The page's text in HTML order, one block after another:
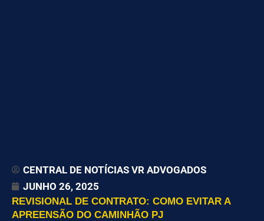
CENTRAL DE NOTÍCIAS VR ADVOGADOS
JUNHO 26, 2025
REVISIONAL DE CONTRATO: COMO EVITAR A
APREENSÃO DO CAMINHÃO PJ